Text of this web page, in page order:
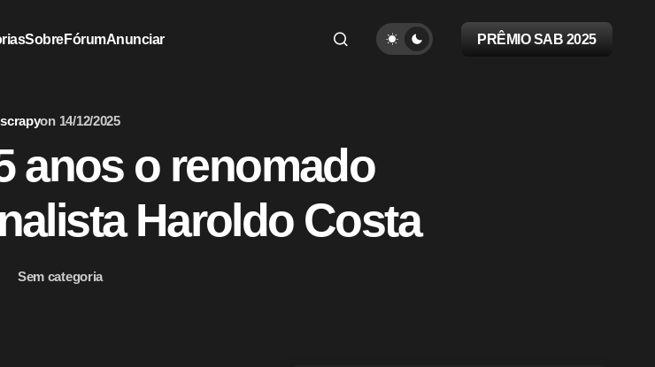
SobreFórumAnunciar PRÊMIO SAB 2025
scrapyon 14/12/2025
anos o renomado
Haroldo Costa
Sem categoria